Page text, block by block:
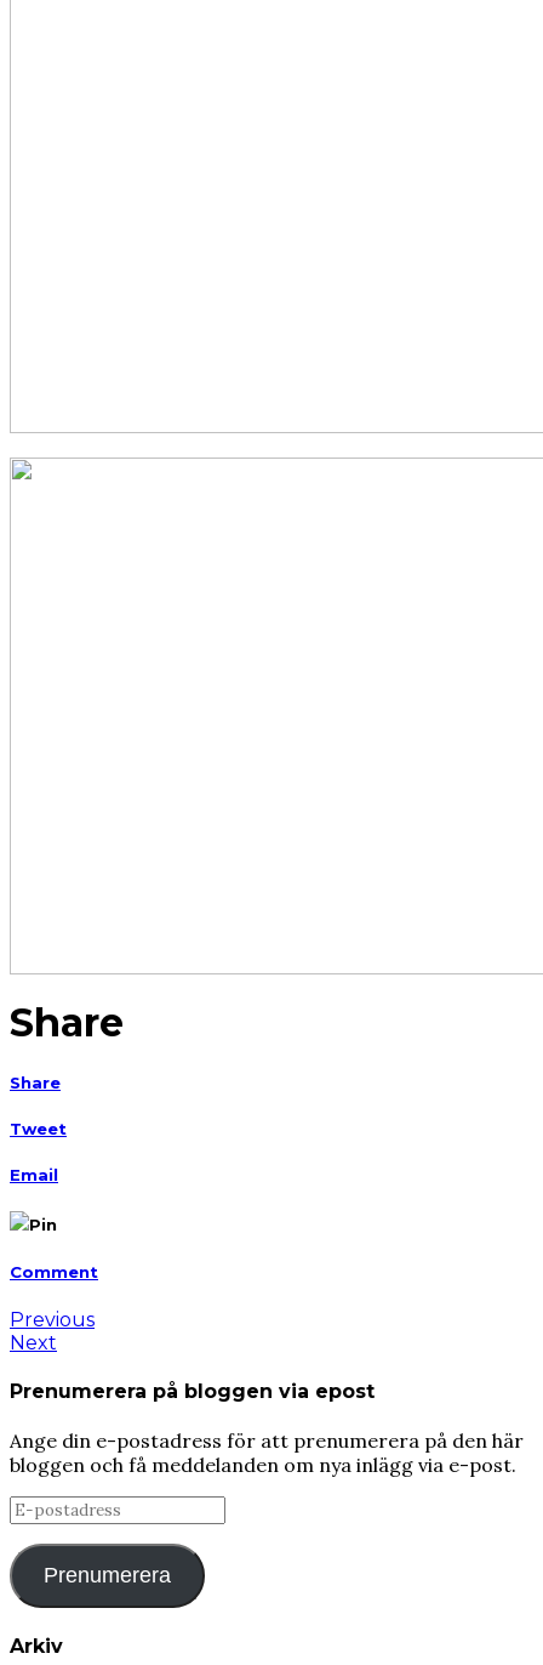
Share
Share
Tweet
Email
Pin
Comment
Previous
Next
Prenumerera på bloggen via epost
Ange din e-postadress för att prenumerera på den här
bloggen och få meddelanden om nya inlägg via e-post.
E-
postadress
Prenumerera
Arkiv